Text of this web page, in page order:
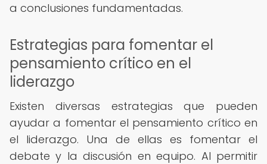
a conclusiones fundamentadas.
Estrategias para fomentar el
pensamiento crítico en el
liderazgo
Existen diversas estrategias que pueden
ayudar a fomentar el pensamiento crítico en
el liderazgo. Una de ellas es fomentar el
debate y la discusión en equipo. Al permitir